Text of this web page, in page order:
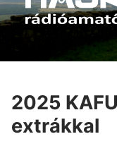
2025
extrákkal